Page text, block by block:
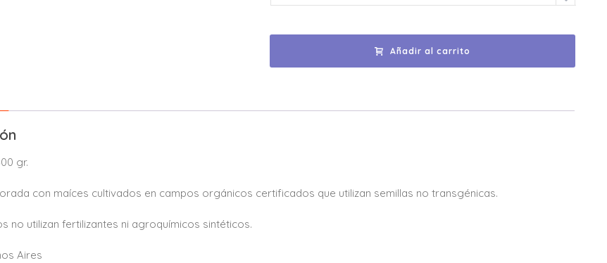
Añadir al carrito
gr.
con maíces cultivados en campos orgánicos certificados que utilizan semillas no transgénicas.
no utilizan fertilizantes ni agroquímicos sintéticos.
Aires